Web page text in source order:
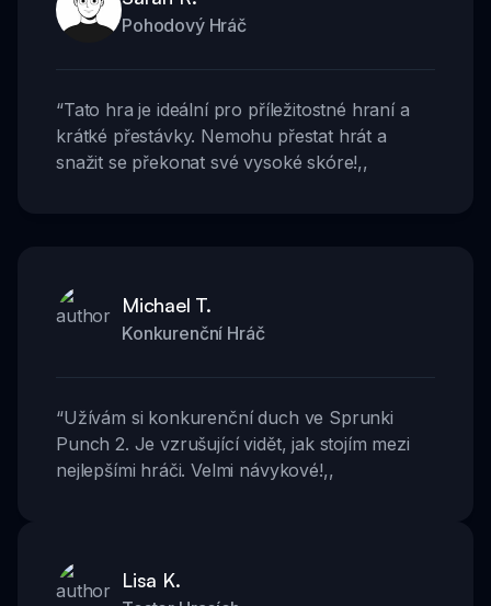
Pohodový Hráč
“Tato hra je ideální pro příležitostné hraní a
krátké přestávky. Nemohu přestat hrát a
snažit se překonat své vysoké skóre!,,
Michael T.
Konkurenční Hráč
“Užívám si konkurenční duch ve Sprunki
Punch 2. Je vzrušující vidět, jak stojím mezi
nejlepšími hráči. Velmi návykové!,,
Lisa K.